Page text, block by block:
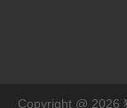
Copyright @ 2026